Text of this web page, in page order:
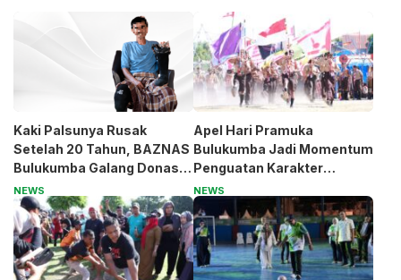
Kaki Palsunya Rusak
Setelah 20 Tahun, BAZNAS
Bulukumba Galang Donasi
untuk Pak Pardi
NEWS
Apel Hari Pramuka
Bulukumba Jadi Momentum
Penguatan Karakter
Generasi Muda
NEWS